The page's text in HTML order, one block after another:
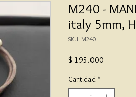
M240 -
italy 5mm,
SKU: M240
$ 195.000
Cantidad *